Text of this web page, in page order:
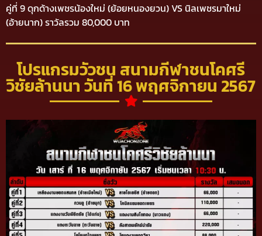
คู่ที่ 9 ดุกด้างเพชรน้องใหม่ (ย้อยหนองยวน) VS นิลเพชรมาใหม่
(อ้ายนาก) ราวัลรวม 80,000 บาท
โปรแกรมวัวชน สนามกีฬาชนโคศรี
วิชัยล้านนา วันที่ 16 พฤศจิกายน 2567